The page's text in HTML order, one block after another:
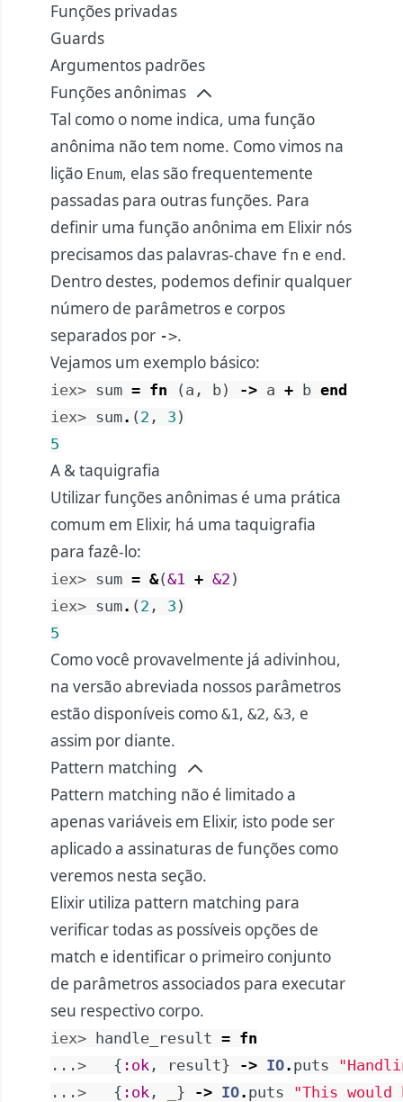
Funções privadas
Guards
Argumentos padrões
Funções anônimas
Tal como o nome indica, uma função
anônima não tem nome. Como vimos na
lição Enum, elas são frequentemente
passadas para outras funções. Para
definir uma função anônima em Elixir nós
precisamos das palavras-chave fn e end .
Dentro destes, podemos definir qualquer
número de parâmetros e corpos
separados por ->.
Vejamos um exemplo básico:
iex> sum = fn ( a , b) -> a + b end
iex> sum. ( 2 , 3 )
5
A & taquigrafia
Utilizar funções anônimas é uma prática
comum em Elixir, há uma taquigrafia
para fazê-lo:
iex> sum = &(&1 + &2 )
iex> sum. ( 2 , 3 )
5
Como você provavelmente já adivinhou,
na versão abreviada nossos parâmetros
estão disponíveis como &1, &2, &3, e
assim por diante.
Pattern matching
Pattern matching não é limitado a
apenas variáveis em Elixir, isto pode ser
aplicado a assinaturas de funções como
veremos nesta seção.
Elixir utiliza pattern matching para
verificar todas as possíveis opções de
match e identificar o primeiro conjunto
de parâmetros associados para executar
seu respectivo corpo.
iex> handle_result = fn
...>
{ :ok , result} -> IO. puts
...>
{ :ok , } -> IO. puts
"This would